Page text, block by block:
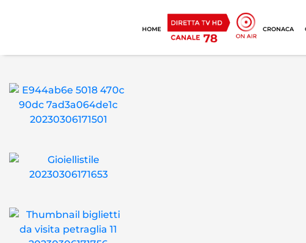
HOME CRONACA